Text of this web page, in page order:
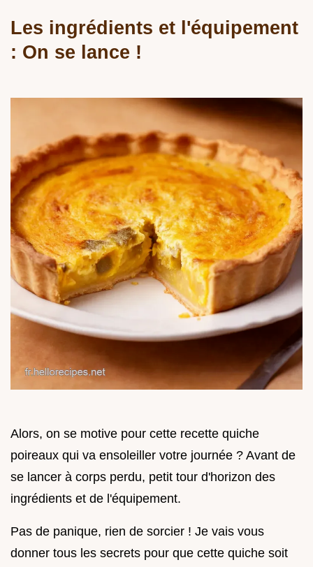
Les ingrédients et l'équipement
: On se lance !
Alors, on se motive pour cette recette quiche
poireaux qui va ensoleiller votre journée ? Avant de
se lancer à corps perdu, petit tour d'horizon des
ingrédients et de l'équipement.
Pas de panique, rien de sorcier ! Je vais vous
donner tous les secrets pour que cette quiche soit